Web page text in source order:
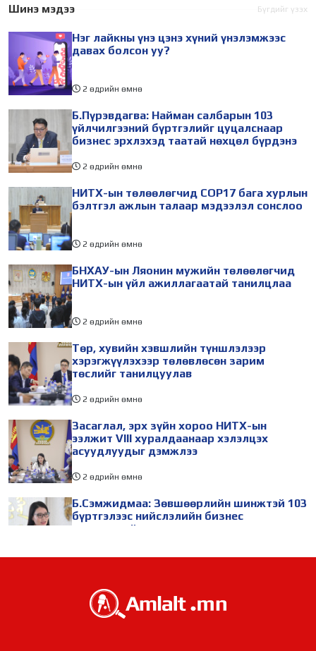
өдөр зохион
холбогдуулан Нийслэлийн
төлөөлөгчид Монгол
айлчлалынхаа хүрээнд
Шинэ мэдээ Бүгдийг үзэх
Нэг лайкны үнэ цэнэ хүний үнэлэмжээс
давах болсон уу?
2 өдрийн өмнө
Б.Пүрэвдагва: Найман салбарын 103
үйлчилгээний бүртгэлийг цуцалснаар
бизнес эрхлэхэд таатай нөхцөл бүрдэнэ
2 өдрийн өмнө
НИТХ-ын төлөөлөгчид COP17 бага хурлын
бэлтгэл ажлын талаар мэдээлэл сонслоо
2 өдрийн өмнө
БНХАУ-ын Ляонин мужийн төлөөлөгчид
НИТХ-ын үйл ажиллагаатай танилцлаа
2 өдрийн өмнө
Төр, хувийн хэвшлийн түншлэлээр
хэрэгжүүлэхээр төлөвлөсөн зарим
төслийг танилцуулав
2 өдрийн өмнө
Засаглал, эрх зүйн хороо НИТХ-ын
ээлжит VIII хуралдаанаар хэлэлцэх
асуудлуудыг дэмжлээ
2 өдрийн өмнө
Б.Сэмжидмаа: Зөвшөөрлийн шинжтэй 103
бүртгэлээс нийслэлийн бизнес
эрхлэгчдийг чөлөөллөө
төсвийн талаарх ерөнхий хяналтын
сонсгол зохион байгуулсан байна